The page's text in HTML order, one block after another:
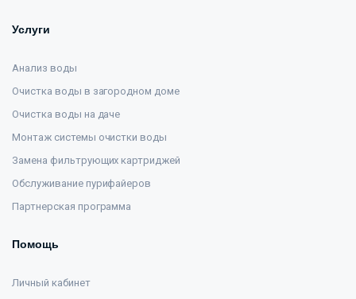
Услуги
Анализ воды
Очистка воды в загородном доме
Очистка воды на даче
Монтаж системы очистки воды
Замена фильтрующих картриджей
Обслуживание пурифайеров
Партнерская программа
Помощь
Личный кабинет